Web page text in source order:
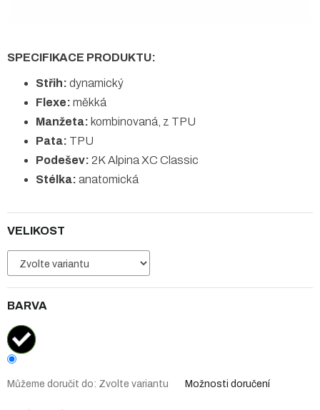
VELIKOST
BARVA
Můžeme doručit do: Zvolte variantu Možnosti doručení
SPECIFIKACE PRODUKTU:
Střih: dynamický
Flexe: měkká
Manžeta: kombinovaná, z TPU
Pata: TPU
Podešev: 2K Alpina XC Classic
Stélka: anatomická